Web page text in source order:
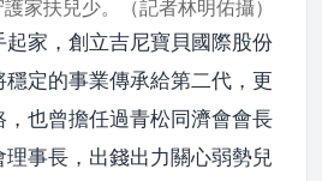
家扶兒少。（記者林明佑攝）
家，創立吉尼寶貝國際股份
定的事業傳承給第二代，更
也曾擔任過青松同濟會會長
事長，出錢出力關心弱勢兒